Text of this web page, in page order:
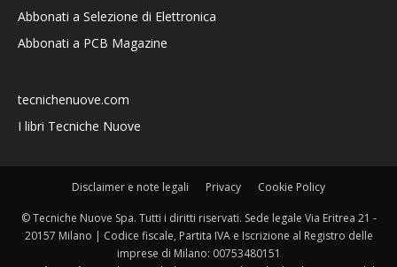
Abbonati a Selezione di Elettronica
Abbonati a PCB Magazine
tecnichenuove.com
I libri Tecniche Nuove
Disclaimer e note legali Privacy Cookie Policy
© Tecniche Nuove Spa. Tutti i diritti riservati. Sede legale Via Eritrea 21 -
20157 Milano | Codice fiscale, Partita IVA e Iscrizione al Registro delle
imprese di Milano: 00753480151